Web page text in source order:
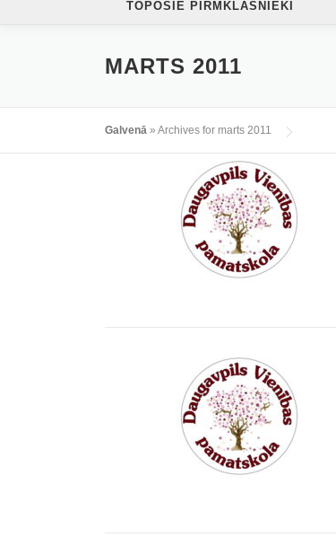
TOPOŠIE PIRMKLASNIEKI
MARTS 2011
Galvenā » Archives for marts 2011